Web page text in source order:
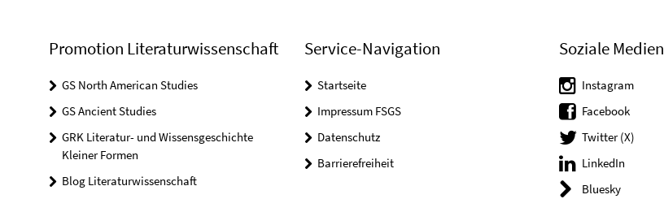
Promotion Literaturwissenschaft
GS North American Studies
GS Ancient Studies
GRK Literatur- und Wissensgeschichte
Kleiner Formen
Blog Literaturwissenschaft
Service-Navigation
Startseite
Impressum FSGS
Datenschutz
Barrierefreiheit
Soziale Medien
Instagram
Facebook
Twitter (X)
LinkedIn
Bluesky